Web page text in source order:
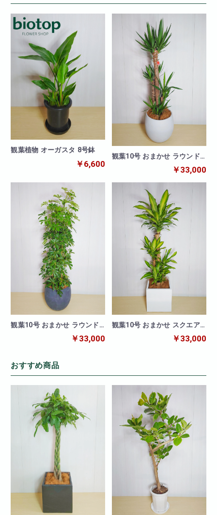
観葉植物 オーガスタ 8号鉢
￥6,600
観葉10号 おまかせ ラウンド
シェイプ白鉢カバー￥33,000
観葉10号 おまかせ ラウンド
シェイプ黒鉢カバー￥33,000
観葉10号 おまかせ スクエア
￥33,000
おすすめ商品